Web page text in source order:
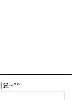
요~^^